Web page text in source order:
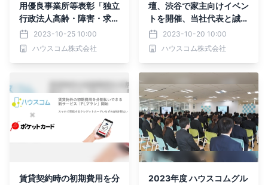
用優良事業所等表彰「独立
行政法人高齢・障害・求職
者雇用支援機構理事長努力
賞」を受賞
2023-10-25 10:00
ハウスコム株式会社
壇、渋谷で家主向けイベン
トを開催、当社代表と誠不
動産 鈴木誠さんとのセッ
ションも予定
2023-10-20 10:00
ハウスコム株式会社
賃貸契約時の初期費用を分
2023年度 ハウスコムグル